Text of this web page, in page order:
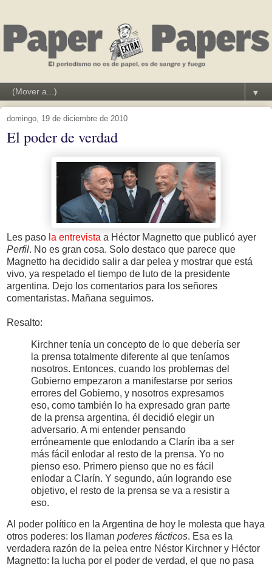
▼
domingo, 19 de diciembre de 2010
El poder de verdad
Les paso la entrevista a Héctor Magnetto que publicó ayer
Perfil. No es gran cosa. Solo destaco que parece que
Magnetto ha decidido salir a dar pelea y mostrar que está
vivo, ya respetado el tiempo de luto de la presidente
argentina. Dejo los comentarios para los señores
comentaristas. Mañana seguimos.
Resalto:
Kirchner tenía un concepto de lo que debería ser
la prensa totalmente diferente al que teníamos
nosotros. Entonces, cuando los problemas del
Gobierno empezaron a manifestarse por serios
errores del Gobierno, y nosotros expresamos
eso, como también lo ha expresado gran parte
de la prensa argentina, él decidió elegir un
adversario. A mi entender pensando
erróneamente que enlodando a Clarín iba a ser
más fácil enlodar al resto de la prensa. Yo no
pienso eso. Primero pienso que no es fácil
enlodar a Clarín. Y segundo, aún logrando ese
objetivo, el resto de la prensa se va a resistir a
eso.
Al poder político en la Argentina de hoy le molesta que haya
otros poderes: los llaman poderes fácticos. Esa es la
verdadera razón de la pelea entre Néstor Kirchner y Héctor
Magnetto: la lucha por el poder de verdad, el que no pasa